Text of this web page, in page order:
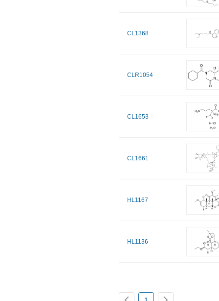
CL1368
CLR1054
CL1653
CL1661
HL1167
HL1136